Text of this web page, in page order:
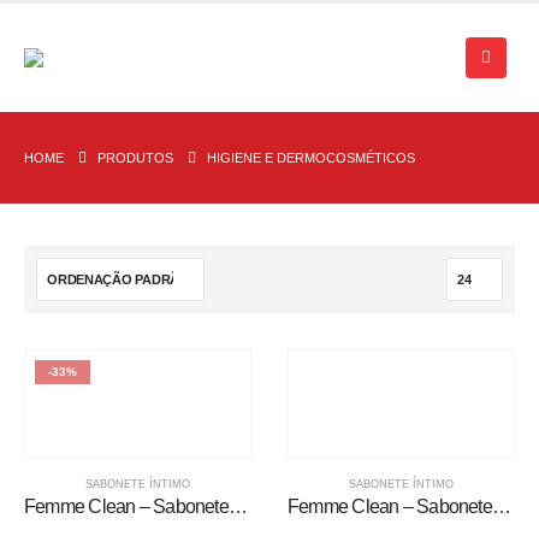
HOME PRODUTOS HIGIENE E DERMOCOSMÉTICOS
-33%
SABONETE ÍNTIMO
Femme Clean – Sabonete Líquido Íntimo 200ml
SABONETE ÍNTIMO
Femme Clean – Sabonete Líquido Íntimo 200ml Caixa Box 12 kits promocionais